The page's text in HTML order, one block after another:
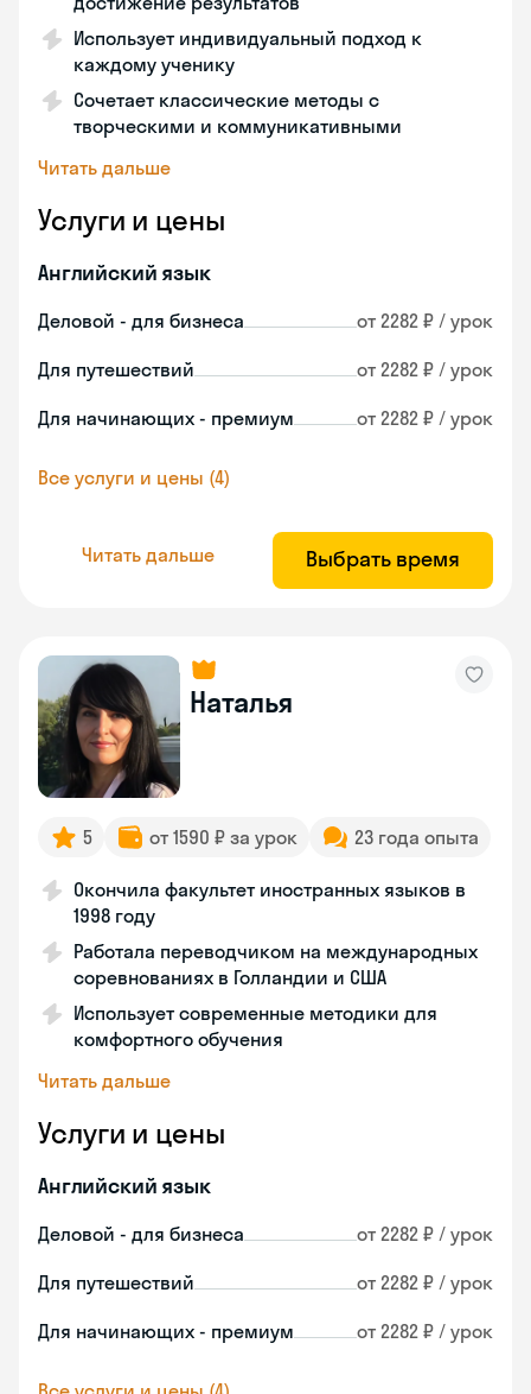
Использует индивидуальный подход к
каждому ученику
Сочетает классические методы с
творческими и коммуникативными
Читать дальше
Услуги и цены
Английский язык
Деловой - для бизнеса от 2282 ₽ / урок
Для путешествий от 2282 ₽ / урок
Для начинающих - премиум от 2282 ₽ / урок
Все услуги и цены (4)
Читать дальше Выбрать время
Наталья
5 от 1590 ₽ за урок 23 года опыта
Окончила факультет иностранных языков в
1998 году
Работала переводчиком на международных
соревнованиях в Голландии и США
Использует современные методики для
комфортного обучения
Читать дальше
Услуги и цены
Английский язык
Деловой - для бизнеса от 2282 ₽ / урок
Для путешествий от 2282 ₽ / урок
Для начинающих - премиум от 2282 ₽ / урок